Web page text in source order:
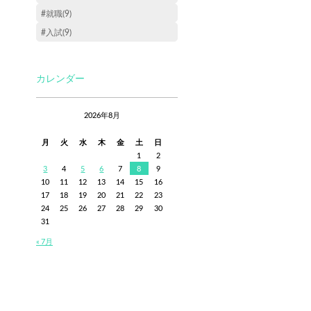
#就職(9)
#入試(9)
カレンダー
2026年8月
月 火 水 木 金 土
日
1
2
3
4 5 6 7 8
9
10
11 12 13 14 15
16
17
18 19 20 21 22
23
24
25 26 27 28 29
30
31
« 7月